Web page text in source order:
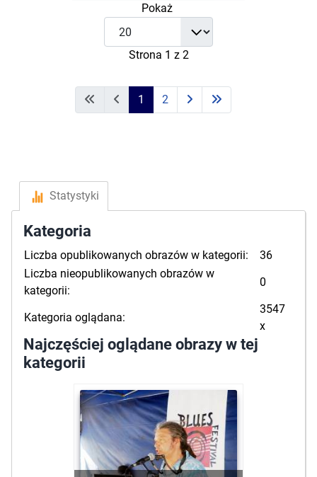
Pokaż
Strona 1 z 2
1 2
Statystyki
Kategoria
Liczba opublikowanych obrazów w kategorii:
36
Liczba nieopublikowanych obrazów w
kategorii:
0
Kategoria oglądana:
3547
x
Najczęściej oglądane obrazy w tej
kategorii